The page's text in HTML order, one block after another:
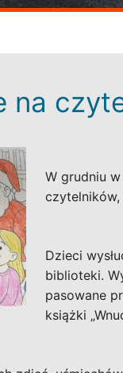
na
W grudniu
czytelników,
Dzieci
biblioteki.
pasowane
książki